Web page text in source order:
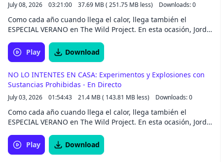
Ambulante Estudios. Hosted on Acast. See
acast.com/privacy for more information.
July 08, 2026 03:21:00 37.69 MB ( 251.75 MB less) Downloads: 0
Como cada año cuando llega el calor, llega también el
ESPECIAL VERANO en The Wild Project. En esta ocasión, Jordi
que va a ser histórico:- IlloJuan como invitado-
ReaccionaExplota trayendo experimentos químicos
sobre extraterrestres, pirámides y civilizaciones perdidas-
Reto hipnosis: Jordi Wild dará 100.000€ a un hipnotista si
consigue hipnotizarlo- Tertulia, risas, cocktails... y mucho
más.
Play Download
NO LO INTENTES EN CASA: Experimentos y Explosiones con
Sustancias Prohibidas - En Directo
July 03, 2026 01:54:43 21.4 MB ( 143.81 MB less) Downloads: 0
Como cada año cuando llega el calor, llega también el
ESPECIAL VERANO en The Wild Project. En esta ocasión, Jordi
que va a ser histórico:- IlloJuan como invitado-
@reaccionaexplota trayendo experimentos químicos
Play Download